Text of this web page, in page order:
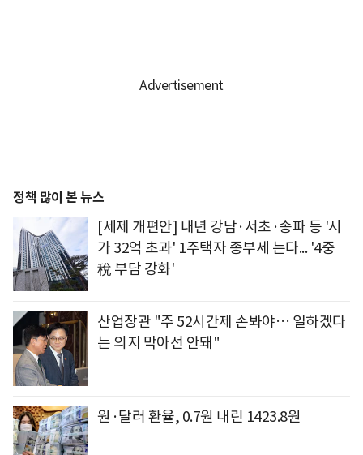
정책 많이 본 뉴스
[세제 개편안] 내년 강남·서초·송파 등 '시
가 32억 초과' 1주택자 종부세 는다... '4중
稅 부담 강화'
산업장관 "주 52시간제 손봐야… 일하겠다
는 의지 막아선 안돼"
원·달러 환율, 0.7원 내린 1423.8원